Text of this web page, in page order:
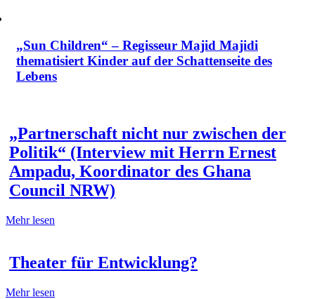
„Sun Children“ – Regisseur Majid Majidi
thematisiert Kinder auf der Schattenseite des
Lebens
„Partnerschaft nicht nur zwischen der
Politik“ (Interview mit Herrn Ernest
Ampadu, Koordinator des Ghana
Council NRW)
Mehr lesen
Theater für Entwicklung?
Mehr lesen